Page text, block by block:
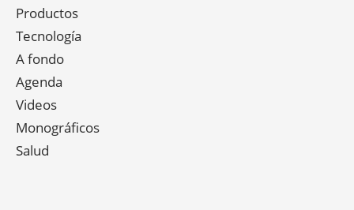
Productos
Tecnología
A fondo
Agenda
Videos
Monográficos
Salud